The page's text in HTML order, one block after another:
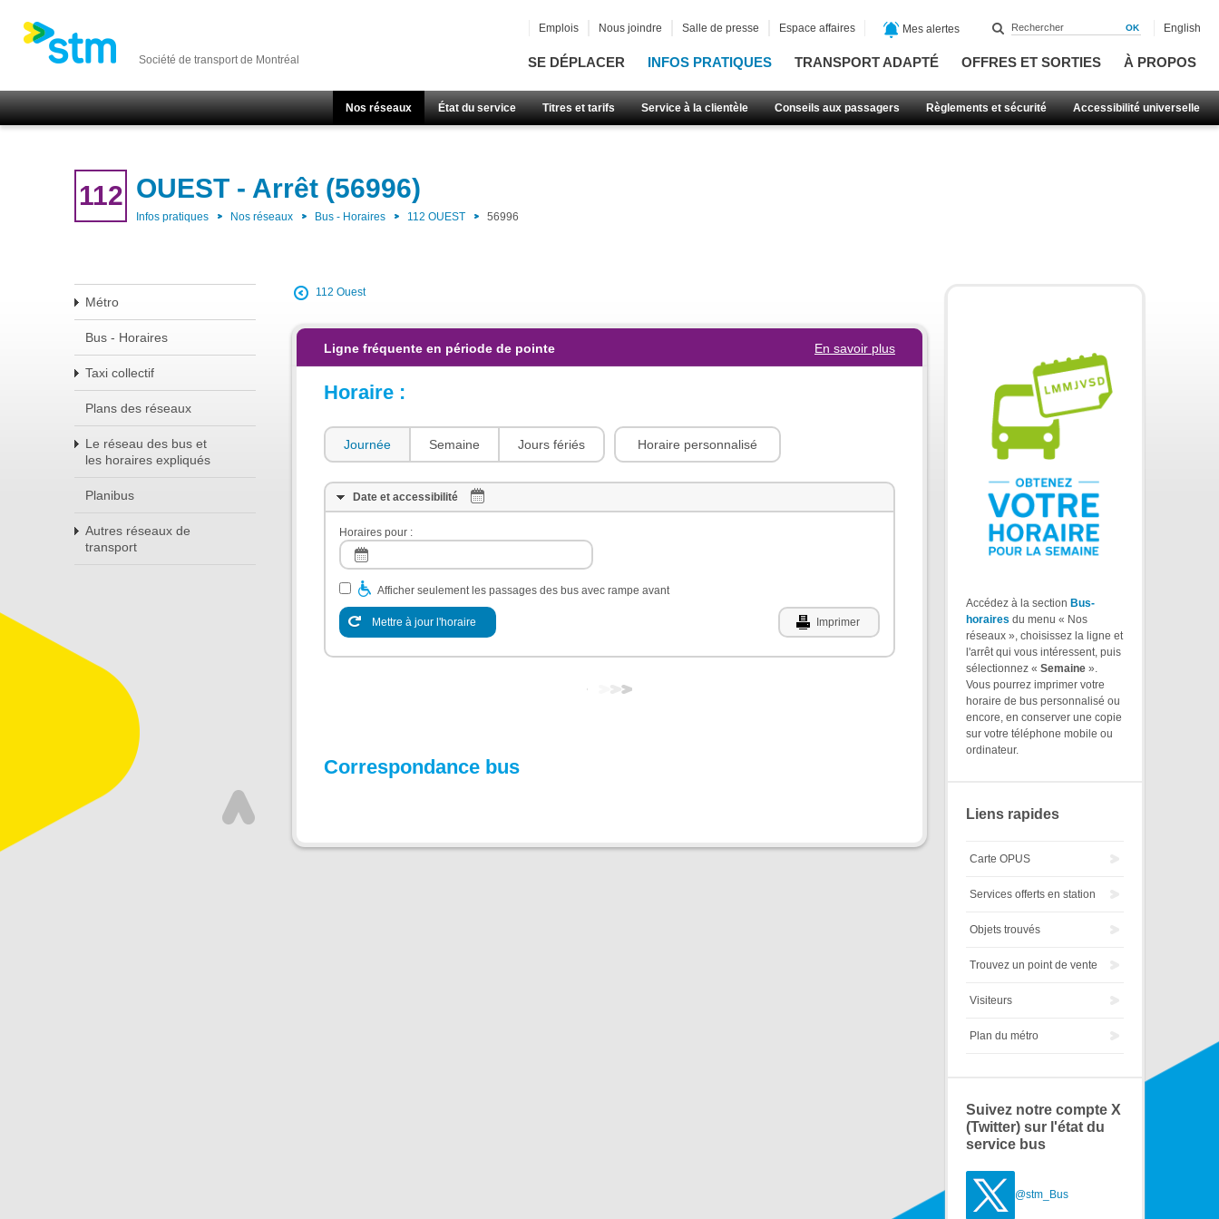
Société de transport de Montréal SE DÉPLACER INFOS PRATIQUES TRANSPORT ADAPTÉ OFFRES ET SORTIES À PROPOS
Nos réseaux État du service Titres et tarifs Service à la clientèle Conseils aux passagers Règlements et sécurité Accessibilité universelle
Emplois Nous joindre Salle de presse Espace affaires Mes alertes English
112 OUEST - Arrêt (56996)
Infos pratiques Nos réseaux Bus - Horaires 112 OUEST 56996
Métro
Bus - Horaires
Taxi collectif
Plans des réseaux
Le réseau des bus et
les horaires expliqués
Planibus
Autres réseaux de
transport
112 Ouest
Ligne fréquente en période de pointe En savoir plus
Horaire :
Journée Semaine Jours fériés Horaire personnalisé
Date et accessibilité
Horaires pour :
Afficher seulement les passages des bus avec rampe avant
Mettre à jour l'horaire Imprimer
Correspondance bus
Accédez à la section Bus-
horaires du menu « Nos
réseaux », choisissez la ligne et
l'arrêt qui vous intéressent, puis
sélectionnez « Semaine ».
Vous pourrez imprimer votre
horaire de bus personnalisé ou
encore, en conserver une copie
sur votre téléphone mobile ou
ordinateur.
Liens rapides
Carte OPUS
Services offerts en station
Objets trouvés
Trouvez un point de vente
Visiteurs
Plan du métro
Suivez notre compte X
(Twitter) sur l'état du
service bus
@stm_Bus